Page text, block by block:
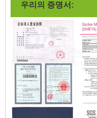
우리의 증명서: